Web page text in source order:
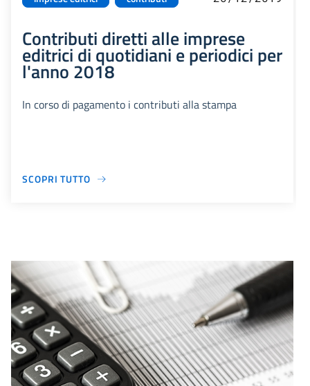
Contributi diretti alle imprese
editrici di quotidiani e periodici per
l'anno 2018
In corso di pagamento i contributi alla stampa
SCOPRI TUTTO